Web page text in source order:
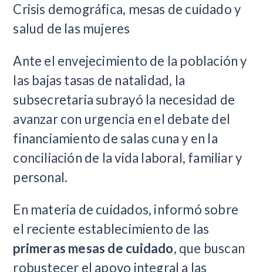
Crisis demográfica, mesas de cuidado y
salud de las mujeres
Ante el envejecimiento de la población y
las bajas tasas de natalidad, la
subsecretaria subrayó la necesidad de
avanzar con urgencia en el debate del
financiamiento de salas cuna y en la
conciliación de la vida laboral, familiar y
personal.
En materia de cuidados, informó sobre
el reciente establecimiento de las
primeras mesas de cuidado, que buscan
robustecer el apoyo integral a las